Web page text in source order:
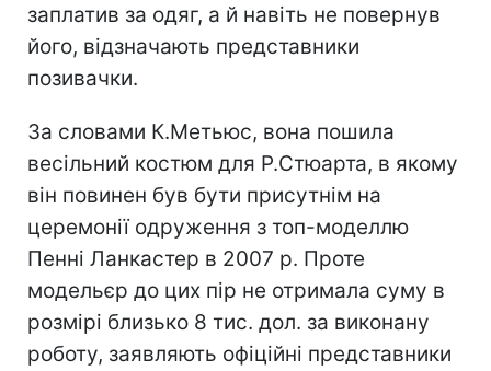
заплатив за одяг, а й навіть не повернув
його, відзначають представники
позивачки.
За словами К.Метьюс, вона пошила
весільний костюм для Р.Стюарта, в якому
він повинен був бути присутнім на
церемонії одруження з топ-моделлю
Пенні Ланкастер в 2007 р. Проте
модельєр до цих пір не отримала суму в
розмірі близько 8 тис. дол. за виконану
роботу, заявляють офіційні представники